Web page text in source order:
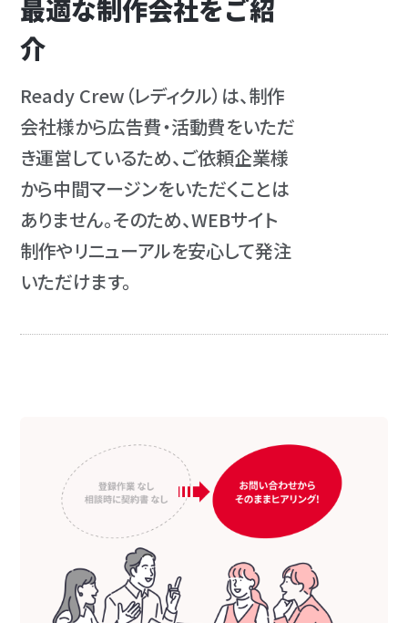
最適な制作会社をご紹
介
Ready Crew（レディクル）は、制作
会社様から広告費・活動費をいただ
き運営しているため、ご依頼企業様
から中間マージンをいただくことは
ありません。そのため、WEBサイト
制作やリニューアルを安心して発注
いただけます。